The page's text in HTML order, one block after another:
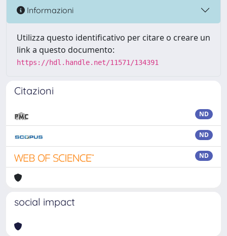
Informazioni
Utilizza questo identificativo per citare o creare un
link a questo documento:
https://hdl.handle.net/11571/134391
Citazioni
ND
ND
ND
social impact